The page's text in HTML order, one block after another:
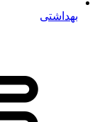
بهداشتی